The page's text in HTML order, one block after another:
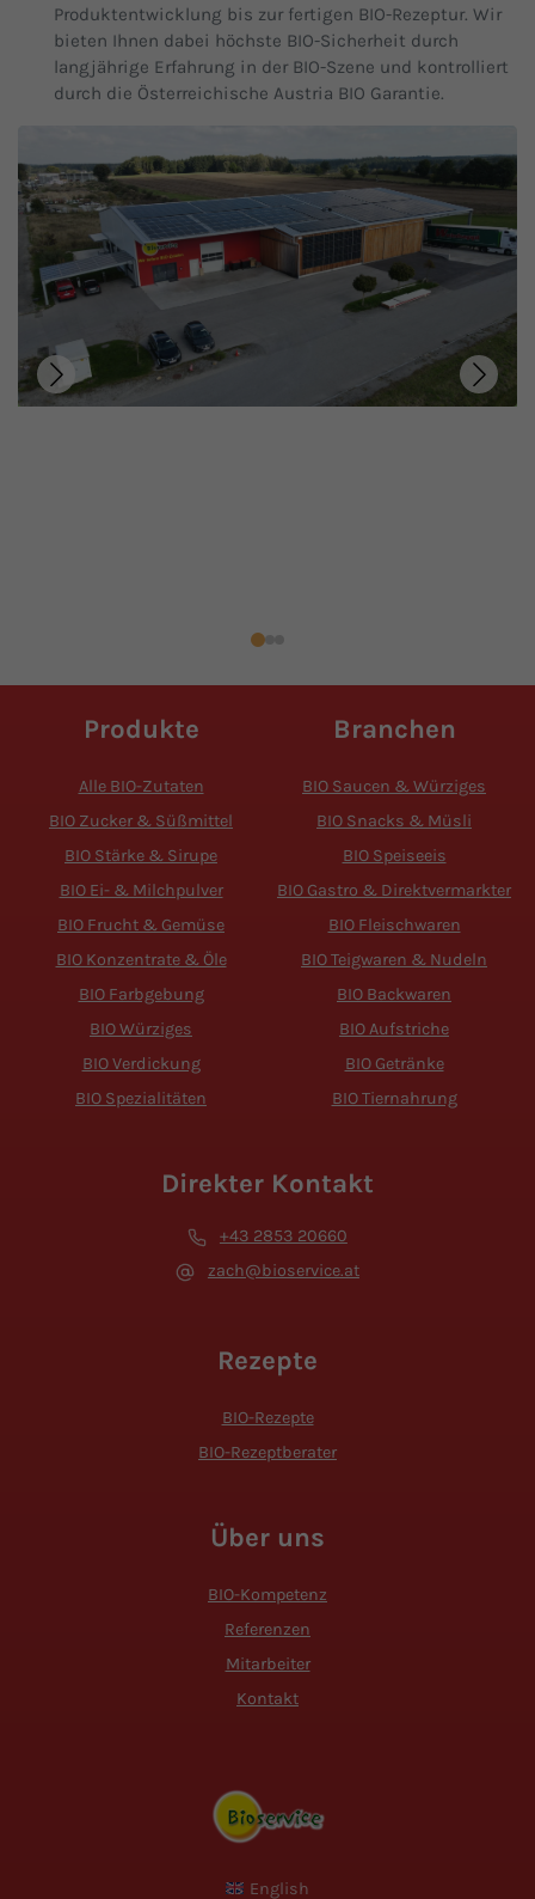
Produktentwicklung bis zur fertigen BIO-Rezeptur. Wir
bieten Ihnen dabei höchste BIO-Sicherheit durch
langjährige Erfahrung in der BIO-Szene und kontrolliert
durch die Österreichische Austria BIO Garantie.
Produkte
Alle BIO-Zutaten
BIO Zucker & Süßmittel
BIO Stärke & Sirupe
BIO Ei- & Milchpulver
BIO Frucht & Gemüse
BIO Konzentrate & Öle
BIO Farbgebung
BIO Würziges
BIO Verdickung
BIO Spezialitäten
Branchen
BIO Saucen & Würziges
BIO Snacks & Müsli
BIO Speiseeis
BIO Gastro & Direktvermarkter
BIO Fleischwaren
BIO Teigwaren & Nudeln
BIO Backwaren
BIO Aufstriche
BIO Getränke
BIO Tiernahrung
Direkter Kontakt
+43 2853 20660
zach@bioservice.at
Rezepte
BIO-Rezepte
BIO-Rezeptberater
Über uns
BIO-Kompetenz
Referenzen
Mitarbeiter
Kontakt
English